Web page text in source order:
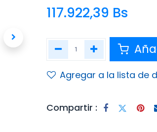
117.922,39 Bs
Agregar a la lista de
Compartir :